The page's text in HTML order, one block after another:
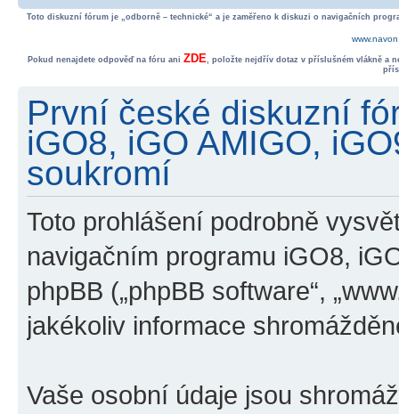
Toto diskuzní fórum je „odborně – technické“ a je zaměřeno k diskuzi o navigačních
Pokud nenajdete odpověď na fóru ani ZDE, položte nejdřív dotaz v příslušném vlákně a
První české diskuzní
iGO8, iGO AMIGO,
soukromí
Toto prohlášení podrobně
navigačním programu iGO8,
phpBB („phpBB software“,
jakékoliv informace
Vaše osobní údaje jsou